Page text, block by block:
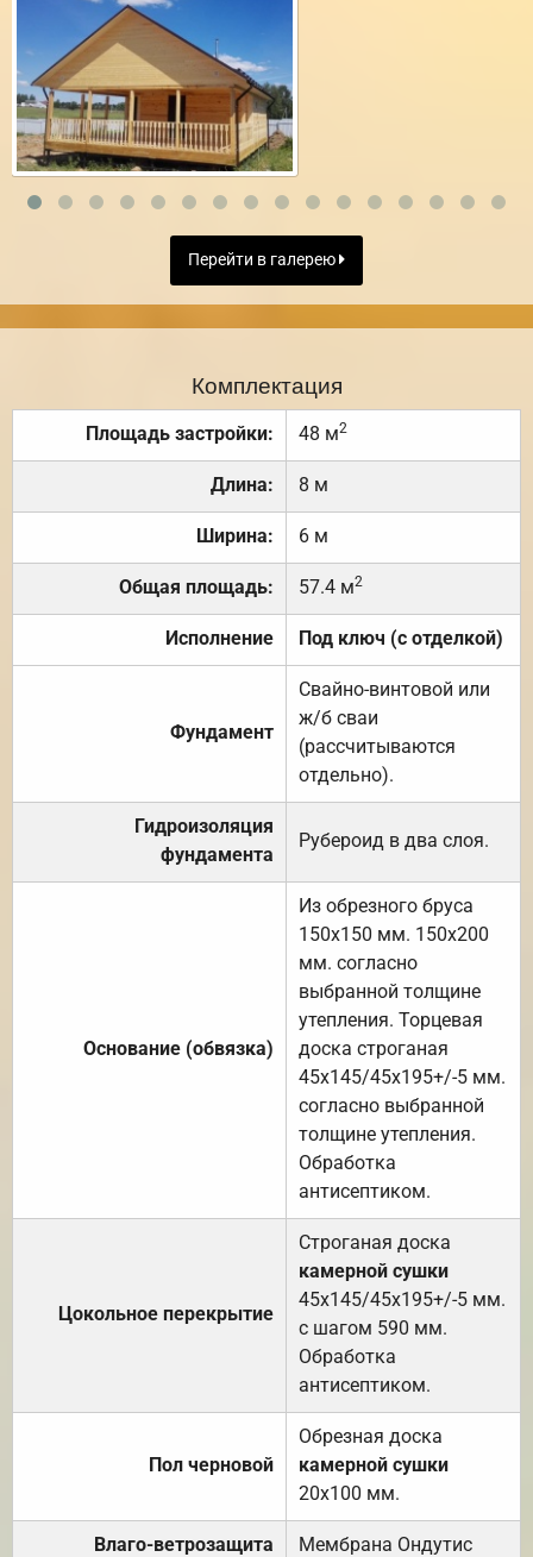
Перейти в галерею
Комплектация
Площадь застройки: 48 м2
Длина: 8 м
Ширина: 6 м
Общая площадь: 57.4 м2
Исполнение Под ключ (с отделкой)
Фундамент
Свайно-винтовой или
ж/б сваи
(рассчитываются
отдельно).
Гидроизоляция
фундамента
Рубероид в два слоя.
Основание (обвязка)
Из обрезного бруса
150х150 мм. 150х200
мм. согласно
выбранной толщине
утепления. Торцевая
доска строганая
45х145/45х195+/-5 мм.
согласно выбранной
толщине утепления.
Обработка
антисептиком.
Цокольное перекрытие
Строганая доска
камерной сушки
45х145/45х195+/-5 мм.
с шагом 590 мм.
Обработка
антисептиком.
Пол черновой
Обрезная доска
камерной сушки
20х100 мм.
Влаго-ветрозащита
Мембрана Ондутис